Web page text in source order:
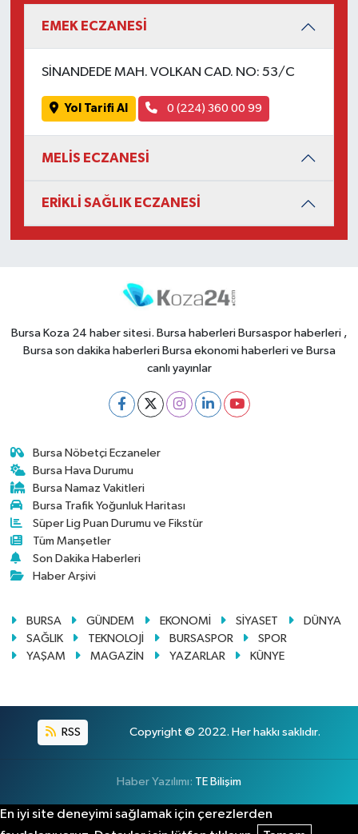
EMEK ECZANESİ
SİNANDEDE MAH. VOLKAN CAD. NO: 53/C
Yol Tarifi Al 0 (224) 360 00 99
MELİS ECZANESİ
ERİKLİ SAĞLIK ECZANESİ
Bursa Koza 24 haber sitesi. Bursa haberleri Bursaspor haberleri ,
Bursa son dakika haberleri Bursa ekonomi haberleri ve Bursa
canlı yayınlar
Bursa Nöbetçi Eczaneler
Bursa Hava Durumu
Bursa Namaz Vakitleri
Bursa Trafik Yoğunluk Haritası
Süper Lig Puan Durumu ve Fikstür
Tüm Manşetler
Son Dakika Haberleri
Haber Arşivi
BURSA GÜNDEM EKONOMİ SİYASET
DÜNYA
SAĞLIK
TEKNOLOJİ BURSASPOR
SPOR
YAŞAM
MAGAZİN YAZARLAR KÜNYE
RSS Copyright © 2022. Her hakkı saklıdır.
Haber Yazılımı: TE Bilişim
En iyi site deneyimi sağlamak için çerezlerden